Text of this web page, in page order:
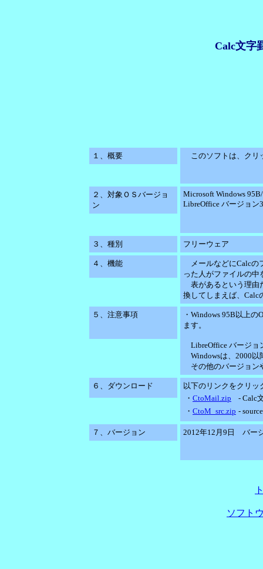
Calc文字
１、概要 このソフトは、クリ
２、対象ＯＳバージョ
ン
Microsoft Windows
LibreOffice バージョン
３、種別 フリーウェア
４、機能
メールなどにCalcの
った人がファイルの
表があるという理由
換してしまえば、Calc
５、注意事項
・Windows 95B以上
ます。
LibreOffice バージョ
Windowsは、2000以
その他のバージョン
６、ダウンロード
以下のリンクをクリ
・ CtoMail.zip
- Calc
・ CtoM_src.zip -
７、バージョン 2012年12月9日 バー
ソフト